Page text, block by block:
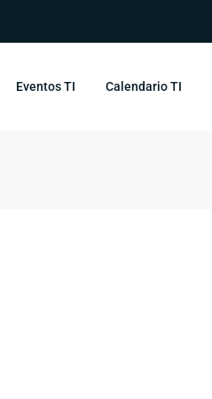
Eventos TI Calendario TI